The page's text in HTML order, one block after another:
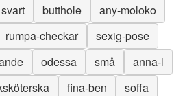
svart butthole
any-moloko
rumpa-checkar
sexig-pose
odessa små
anna-l
fina-ben
soffa